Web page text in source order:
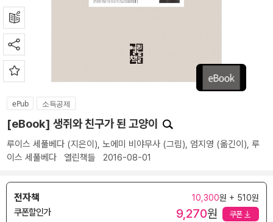
ePub 소득공제
[eBook] 생쥐와 친구가 된 고양이
루이스 세풀베다 (지은이), 노에미 비야무사 (그림), 엄지영 (옮긴이), 루
이스 세풀베다
열린책들 2016-08-01
전자책 10,300원 + 510원
쿠폰할인가 9,270원 쿠폰